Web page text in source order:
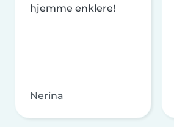
hjemme enklere!
Nerina